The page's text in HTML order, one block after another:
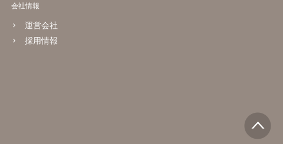
会社情報
運営会社
採用情報